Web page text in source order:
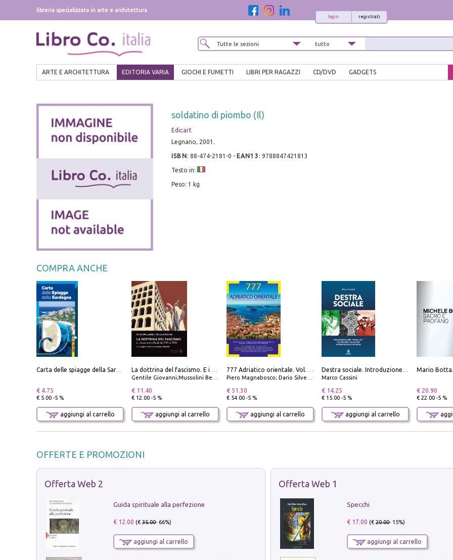
libreria specializzata in arte e architettura
registrati
login
ARTE E ARCHITETTURA EDITORIA VARIA GIOCHI E FUMETTI LIBRI PER RAGAZZI CD/DVD GADGETS
soldatino di piombo (Il)
Edicart
Legnano, 2001.
ISBN : 88-474-2181-0 - EAN13 : 9788847421813
Testo in:
Peso: 1 kg
COMPRA ANCHE
Carta delle spiagge della Sardegna. Con custodia
€ 4.75
€ 5.00 -5 %
aggiungi al carrello
La dottrina del fascismo. E i documenti ufficiali dal 1919 al 1945
Gentile Giovanni;Mussolini Benito
€ 11.40
€ 12.00 -5 %
aggiungi al carrello
777 Adriatico orientale. Vol. 2: Costa della Dalmazia da Zara a Molunat, Isole della Dalmazia Meridionale e Montenegro
Piero Magnabosco; Dario Silvestro; Marco Sbrizzi
€ 51.30
€ 54.00 -5 %
aggiungi al carrello
Destra sociale. Introduzione alla «terza via», tra identità, comunità e alternativa al sistema
Marco Cassini
€ 14.25
€ 15.00 -5 %
aggiungi al carrello
€ 20.90
€ 22.00 -5 %
OFFERTE E PROMOZIONI
Offerta Web 2
Guida spirituale alla perfezione
€ 12.00 (€35.00- 66%)
aggiungi al carrello
Offerta Web 1
Specchi
€ 17.00 (€20.00- 15%)
aggiungi al carrello